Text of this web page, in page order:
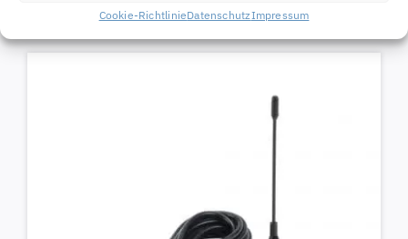
Cookie-RichtlinieDatenschutzImpressum